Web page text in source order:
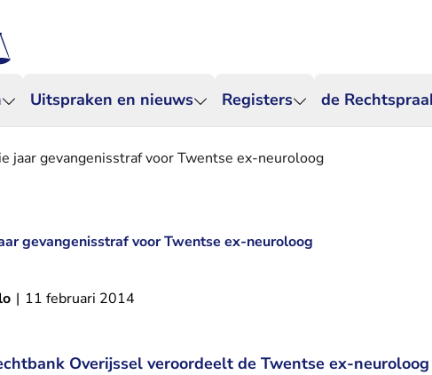
Uitspraken en nieuws Registers de
jaar gevangenisstraf voor Twentse ex-neuroloog
gevangenisstraf voor Twentse ex-neuroloog
| 11 februari 2014
Overijssel veroordeelt de Twentse ex-